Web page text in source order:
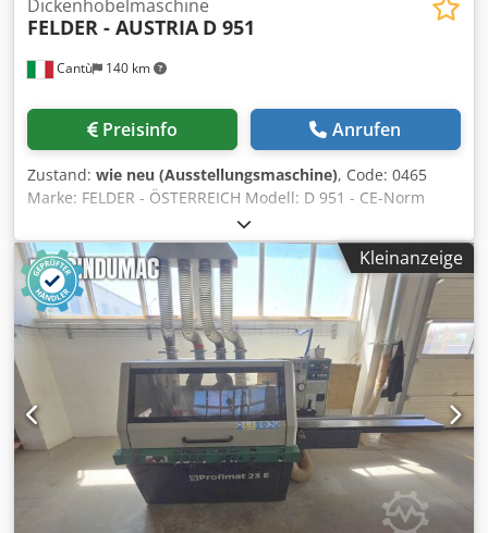
Cantù 140 km
Dickenhobelmaschine
FELDER - AUSTRIA D 951
Preisinfo Anrufen
Zustand: wie neu (Ausstellungsmaschine), Code: 0465
Marke: FELDER - ÖSTERREICH Modell: D 951 - CE-Norm
Dwodezqdz Ropfx Ah Nea Automatische Hobelmaschine –
CE-Norm Technische Daten: Welle mit 4 austauschbaren
Tersa-Hobelmessern Durchmesser 120 mm Arbeitsbreite
504 mm Arbeitshöhe 3/254 mm Tischlänge 900 mm Max.
Abtrag 8 mm Automatischer Tischhub Elektronische
Tiefenanzeige Variable Vorschubgeschwindigkeit von 4 bis
16 Metern/Minute 2 Rollen auf dem Tisch Motorleistung 10
YT PS Durchmesser des Staubabsaugungsanschlusses 140
mm Gesamtabmessungen (mm): 1050 x 1050 x 1100 (H)
Gewicht (kg): 650
Kleinanzeige